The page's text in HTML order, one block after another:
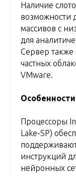
Наличие
возможности
массивов с
для
Сервер также
частных
VMware.
Процессоры
Lake-SP)
инструкций
нейронных